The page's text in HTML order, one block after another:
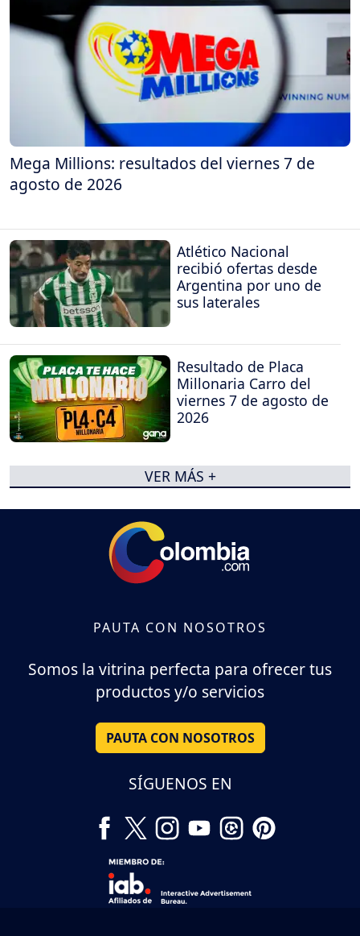
Mega Millions: resultados del viernes 7 de
agosto de 2026
Atlético Nacional
recibió ofertas desde
Argentina por uno de
sus laterales
Resultado de Placa
Millonaria Carro del
viernes 7 de agosto de
2026
VER MÁS +
PAUTA CON NOSOTROS
Somos la vitrina perfecta para ofrecer tus
productos y/o servicios
PAUTA CON NOSOTROS
SÍGUENOS EN